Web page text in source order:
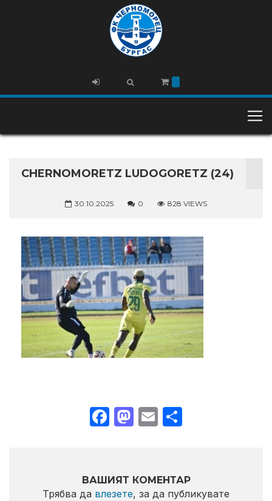
CHERNOMORETZ LUDOGORETZ (24)
30.10.2025 0 828 VIEWS
Facebook
Mastodon
Email
ВАШИЯТ КОМЕНТАР
Трябва да влезете, за да публикувате